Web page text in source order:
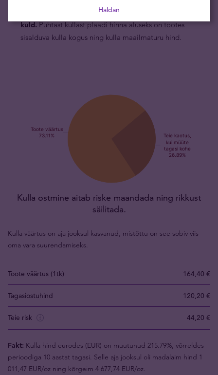
Kinegrami kuldplaadi väärtuse määrab selles sisalduv
kuld.Puhtast kullast plaadi hinna aluseks on tootes
sisalduva kulla kogus ning kulla maailmaturu hind.
Kulla ostmine aitab riske maandada ning rikkust
säilitada.
Kulla väärtus on aja jooksul kasvanud, mistõttu on see sobiv viis
oma vara suurendamiseks.
Toote väärtus (1tk) 164,40 €
Tagasiostuhind 120,20 €
Teie risk 44,20 €
Fakt: Kulla hind eurodes (EUR) on muutunud 215.79%, võrreldes
perioodiga 10 aastat tagasi. Selle aja jooksul oli madalaim hind 1
011,47 EUR/oz ning kõrgeim 4 677,74 EUR/oz.
Haldan